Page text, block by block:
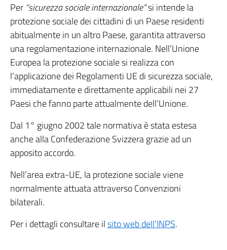
Per “sicurezza sociale internazionale”si intende la
protezione sociale dei cittadini di un Paese residenti
abitualmente in un altro Paese, garantita attraverso
una regolamentazione internazionale. Nell’Unione
Europea la protezione sociale si realizza con
l’applicazione dei Regolamenti UE di sicurezza sociale,
immediatamente e direttamente applicabili nei 27
Paesi che fanno parte attualmente dell’Unione.
Dal 1° giugno 2002 tale normativa è stata estesa
anche alla Confederazione Svizzera grazie ad un
apposito accordo.
Nell’area extra-UE, la protezione sociale viene
normalmente attuata attraverso Convenzioni
bilaterali.
Per i dettagli consultare ilsito web dell’INPS.